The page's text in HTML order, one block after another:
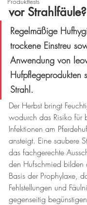
vor Strahlfäule?
Regelmäßige
trockene Einstreu
Anwendung von
Hufpflegeprodukten
Strahl.
Der Herbst bringt
wodurch das Risiko für
Infektionen am
ansteigt. Eine saubere
das fachgerechte
den Hufschmied bilden
Basis der Prophylaxe,
Fehlstellungen und
gegenseitig